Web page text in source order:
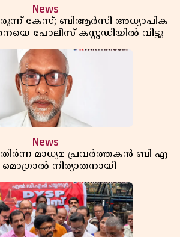
News
കേസ്; ബിആർസി അധ്യാപിക
പോലീസ് കസ്റ്റഡിയിൽ വിട്ടു
News
മാധ്യമ പ്രവർത്തകൻ ബി എ
നിര്യാതനായി